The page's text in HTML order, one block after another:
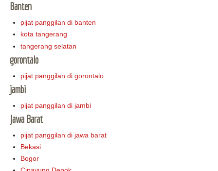
Banten
pijat panggilan di banten
kota tangerang
tangerang selatan
gorontalo
pijat panggilan di gorontalo
jambi
pijat panggilan di jambi
Jawa Barat
pijat panggilan di jawa barat
Bekasi
Bogor